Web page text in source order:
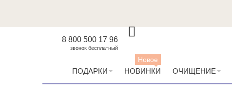
8 800 500 17 96
звонок бесплатный
ПОДАРКИ НОВИНКИ
Новое
ОЧИЩЕНИЕ